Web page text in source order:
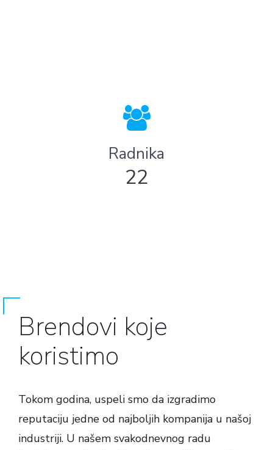
Radnika
22
Brendovi koje
koristimo
Tokom godina, uspeli smo da izgradimo
reputaciju jedne od najboljih kompanija u našoj
industriji. U našem svakodnevnog radu